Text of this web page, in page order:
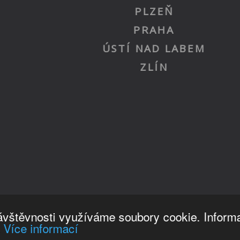
využíváme soubory cookie.
Více informací
PLZEŇ
PRAHA
ÚSTÍ NAD LABEM
ZLÍN
Nahoru